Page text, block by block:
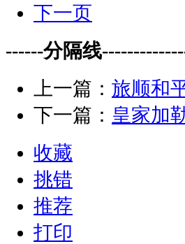
下一页
------分隔线
上一篇： 旅顺和
下一篇： 皇家加
收藏
挑错
推荐
打印